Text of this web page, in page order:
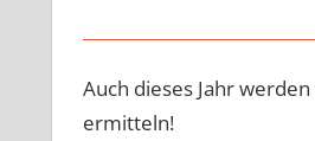
Auch dieses Jahr
ermitteln!